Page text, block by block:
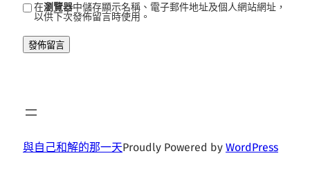
在瀏覽器中儲存顯示名稱、電子郵件地址及個人網站網址，
以供下次發佈留言時使用。
與自己和解的那一天Proudly Powered by WordPress